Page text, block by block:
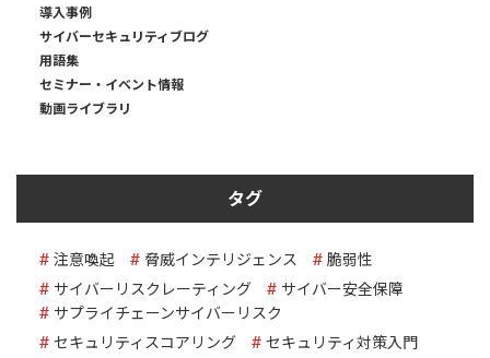
導入事例
サイバーセキュリティブログ
用語集
セミナー・イベント情報
動画ライブラリ
タグ
注意喚起 脅威インテリジェンス
脆弱性
サイバーリスクレーティング
サイバー安全保障
サプライチェーンサイバーリスク
セキュリティスコアリング
セキュリティ対策入門